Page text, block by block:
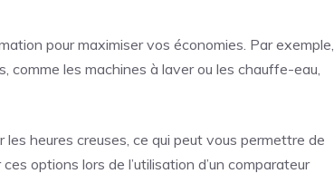
pour maximiser vos économies. Par exemple,
comme les machines à laver ou les chauffe-eau,
heures creuses, ce qui peut vous permettre de
options lors de l’utilisation d’un comparateur